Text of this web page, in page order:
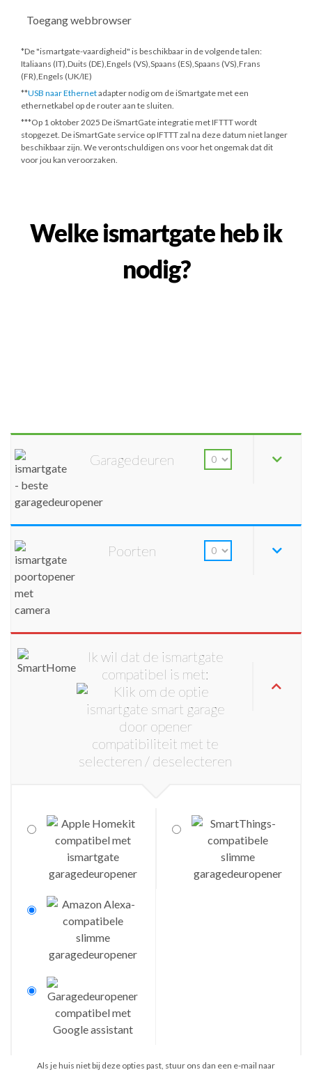
Toegang webbrowser
*De "ismartgate-vaardigheid" is beschikbaar in de volgende talen:
Italiaans (IT),Duits (DE),Engels (VS),Spaans (ES),Spaans (VS),Frans
(FR),Engels (UK/IE)
**USB naar Ethernetadapter nodig om de iSmartgate met een
ethernetkabel op de router aan te sluiten.
***Op 1 oktober 2025 De iSmartGate integratie met IFTTT wordt
stopgezet. De iSmartGate service op IFTTT zal na deze datum niet langer
beschikbaar zijn. We verontschuldigen ons voor het ongemak dat dit
voor jou kan veroorzaken.
Welke ismartgate heb ik
nodig?
Garagedeuren
Poorten
Ik wil dat de ismartgate
compatibel is met:
Als je huis niet bij deze opties past, stuur ons dan een e-mail naar